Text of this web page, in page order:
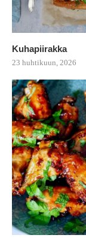
Kuhapiirakka
23 huhtikuun, 2026